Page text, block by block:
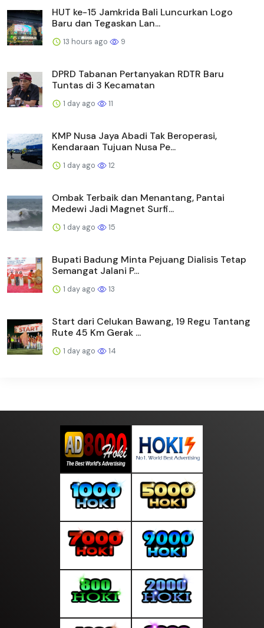
HUT ke-15 Jamkrida Bali Luncurkan Logo
Baru dan Tegaskan Lan...
13 hours ago 9
DPRD Tabanan Pertanyakan RDTR Baru
Tuntas di 3 Kecamatan
1 day ago 11
KMP Nusa Jaya Abadi Tak Beroperasi,
Kendaraan Tujuan Nusa Pe...
1 day ago 12
Ombak Terbaik dan Menantang, Pantai
Medewi Jadi Magnet Surfi...
1 day ago 15
Bupati Badung Minta Pejuang Dialisis Tetap
Semangat Jalani P...
1 day ago 13
Start dari Celukan Bawang, 19 Regu Tantang
Rute 45 Km Gerak ...
1 day ago 14